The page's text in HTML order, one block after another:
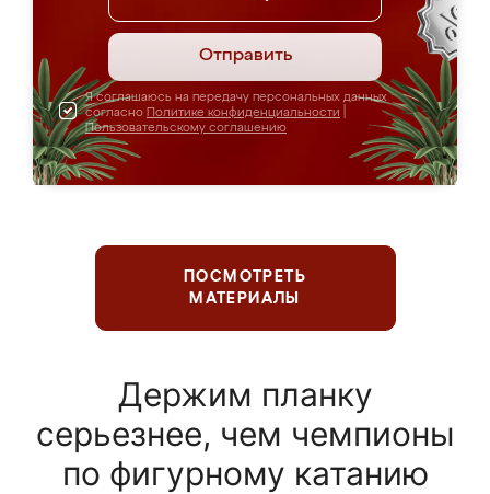
Отправить
Я соглашаюсь на передачу персональных данных
согласно Политике конфиденциальности
Пользовательскому соглашению
ПОСМОТРЕТЬ
МАТЕРИАЛЫ
Держим планку
серьезнее, чем чемпионы
по фигурному катанию